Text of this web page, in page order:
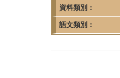
資料類別：
語文類別：